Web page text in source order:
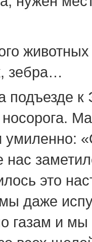
зебра…
подъезде к
умиленно:
это
даже
газам и